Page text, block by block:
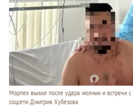
Морпех выжил после удара молнии и встречи
соцсети Дмитрия Хубезова